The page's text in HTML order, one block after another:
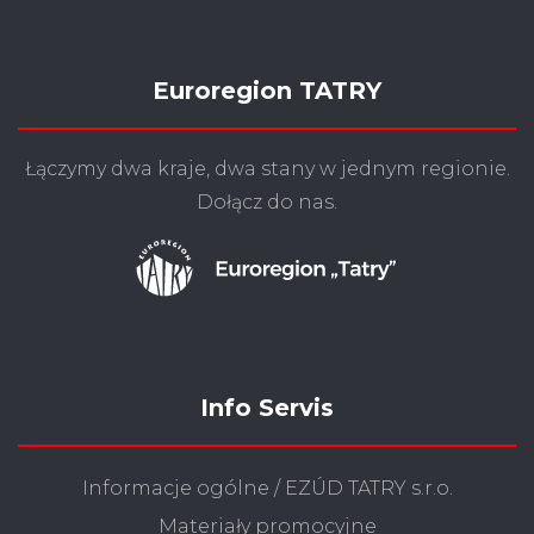
Euroregion TATRY
Łączymy dwa kraje, dwa stany w jednym regionie.
Dołącz do nas.
Info Servis
Informacje ogólne / EZÚD TATRY s.r.o.
Materiały promocyjne